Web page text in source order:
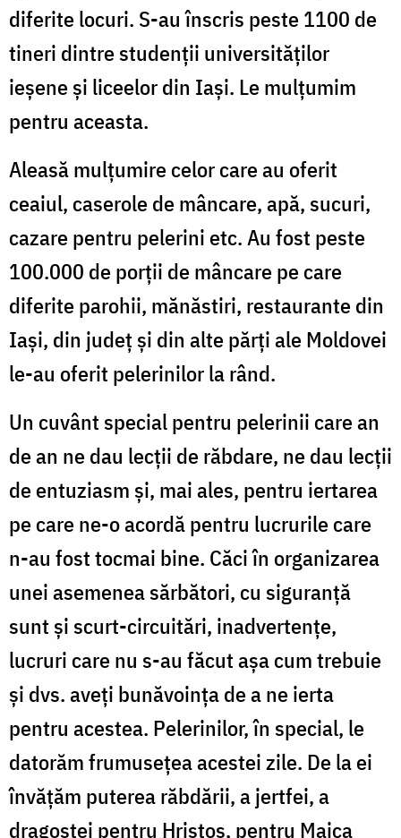
diferite locuri. S-au înscris peste 1100 de
tineri dintre studenții universităților
ieșene și liceelor din Iași. Le mulțumim
pentru aceasta.
Aleasă mulțumire celor care au oferit
ceaiul, caserole de mâncare, apă, sucuri,
cazare pentru pelerini etc. Au fost peste
100.000 de porții de mâncare pe care
diferite parohii, mănăstiri, restaurante din
Iași, din județ și din alte părți ale Moldovei
le-au oferit pelerinilor la rând.
Un cuvânt special pentru pelerinii care an
de an ne dau lecții de răbdare, ne dau lecții
de entuziasm și, mai ales, pentru iertarea
pe care ne-o acordă pentru lucrurile care
n-au fost tocmai bine. Căci în organizarea
unei asemenea sărbători, cu siguranță
sunt și scurt-circuitări, inadvertențe,
lucruri care nu s-au făcut așa cum trebuie
și dvs. aveți bunăvoința de a ne ierta
pentru acestea. Pelerinilor, în special, le
datorăm frumusețea acestei zile. De la ei
învățăm puterea răbdării, a jertfei, a
dragostei pentru Hristos, pentru Maica